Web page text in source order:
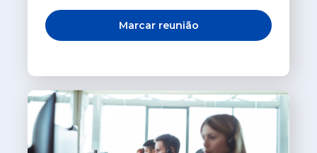
Marcar reunião